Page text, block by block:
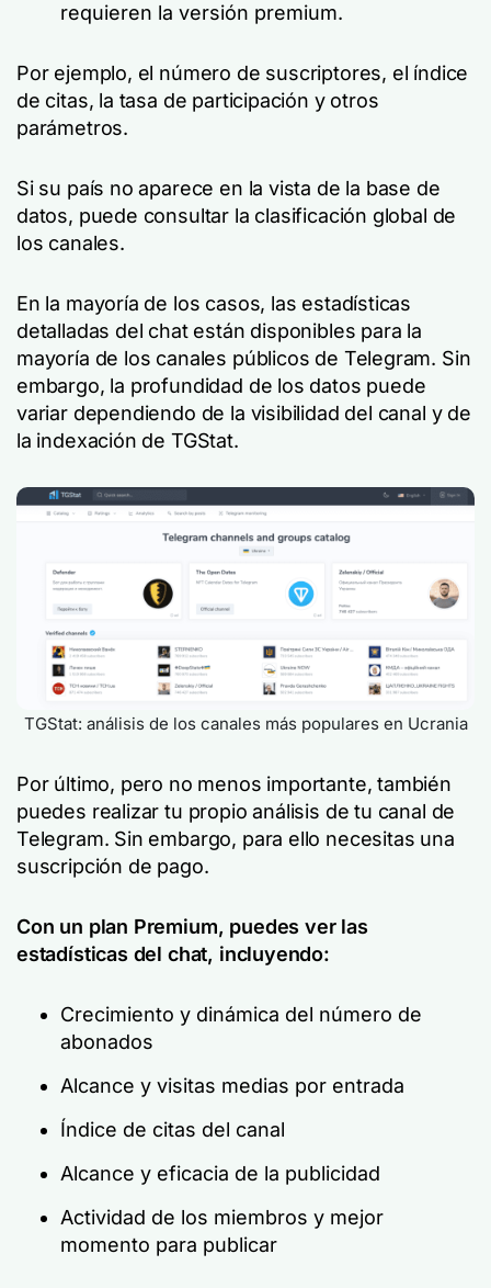
requieren la versión premium.
Por ejemplo, el número de suscriptores, el índice
de citas, la tasa de participación y otros
parámetros.
Si su país no aparece en la vista de la base de
datos, puede consultar la clasificación global de
los canales.
En la mayoría de los casos, las estadísticas
detalladas del chat están disponibles para la
mayoría de los canales públicos de Telegram. Sin
embargo, la profundidad de los datos puede
variar dependiendo de la visibilidad del canal y de
la indexación de TGStat.
TGStat: análisis de los canales más populares en Ucrania
Por último, pero no menos importante, también
puedes realizar tu propio análisis de tu canal de
Telegram. Sin embargo, para ello necesitas una
suscripción de pago.
Con un plan Premium, puedes ver las
estadísticas del chat, incluyendo:
Crecimiento y dinámica del número de
abonados
Alcance y visitas medias por entrada
Índice de citas del canal
Alcance y eficacia de la publicidad
Actividad de los miembros y mejor
momento para publicar